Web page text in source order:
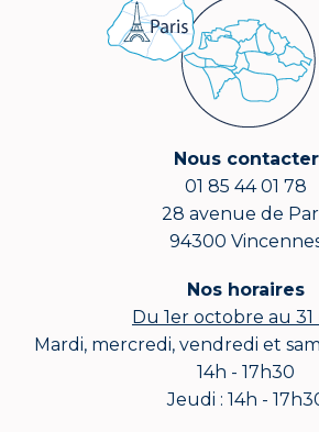
Nous contacter
01 85 44 01 78
28 avenue de
94300
Nos horaires
Du 1er octobre au 31
Mardi, mercredi, vendredi et
14h - 17h30
Jeudi : 14h -